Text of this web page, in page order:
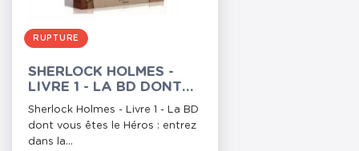
RUPTURE
SHERLOCK HOLMES -
LIVRE 1 - LA BD DONT
VOUS ÊTES LE HÉROS
Sherlock Holmes - Livre 1 - La BD
dont vous êtes le Héros : entrez
dans la...